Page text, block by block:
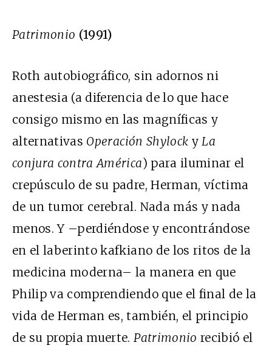
Patrimonio (1991)
Roth autobiográfico, sin adornos ni
anestesia (a diferencia de lo que hace
consigo mismo en las magníficas y
alternativas Operación Shylock y La
conjura contra América) para iluminar el
crepúsculo de su padre, Herman, víctima
de un tumor cerebral. Nada más y nada
menos. Y –perdiéndose y encontrándose
en el laberinto kafkiano de los ritos de la
medicina moderna– la manera en que
Philip va comprendiendo que el final de la
vida de Herman es, también, el principio
de su propia muerte. Patrimonio recibió el